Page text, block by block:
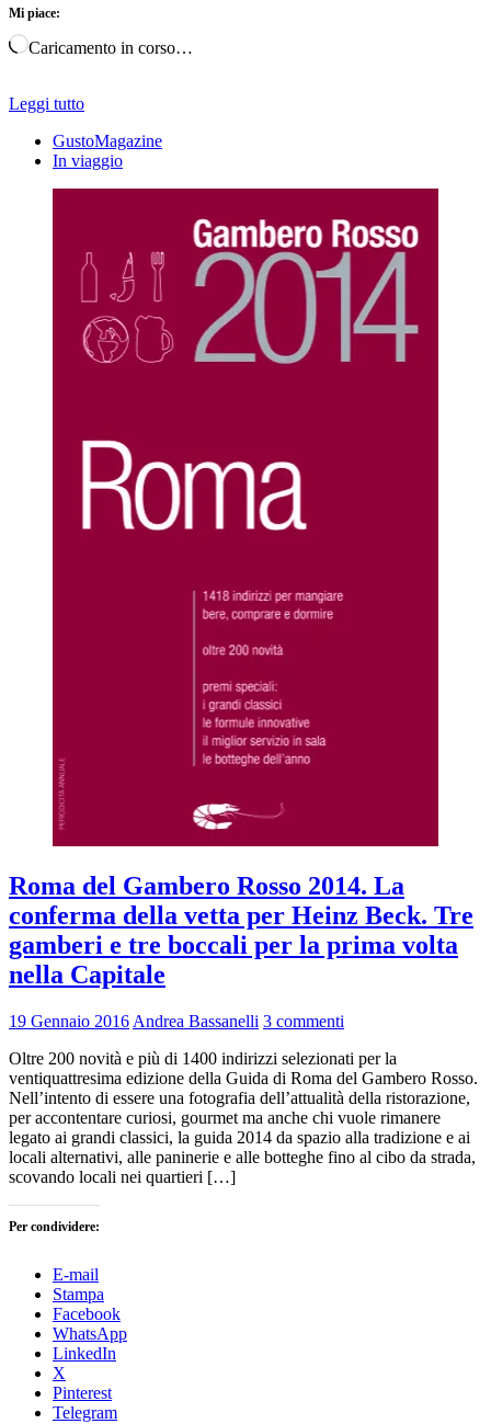
Mi piace:
Caricamento in corso…
Leggi tutto
GustoMagazine
In viaggio
Roma del Gambero Rosso 2014. La
conferma della vetta per Heinz Beck. Tre
gamberi e tre boccali per la prima volta
nella Capitale
19 Gennaio 2016 Andrea Bassanelli 3 commenti
Oltre 200 novità e più di 1400 indirizzi selezionati per la
ventiquattresima edizione della Guida di Roma del Gambero Rosso.
Nell’intento di essere una fotografia dell’attualità della ristorazione,
per accontentare curiosi, gourmet ma anche chi vuole rimanere
legato ai grandi classici, la guida 2014 da spazio alla tradizione e ai
locali alternativi, alle paninerie e alle botteghe fino al cibo da strada,
scovando locali nei quartieri […]
Per condividere:
E-mail
Stampa
Facebook
WhatsApp
LinkedIn
X
Pinterest
Telegram